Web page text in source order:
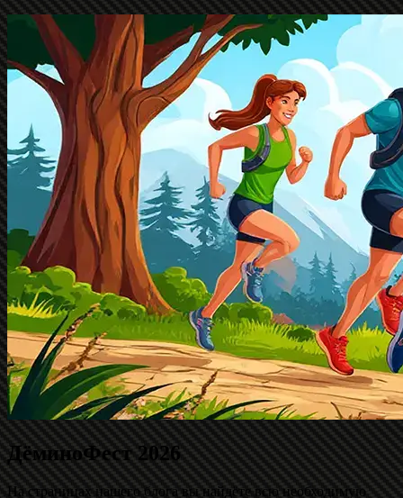
ДёминоФест 2026
На страницах нашего блога вы найдёте всю необходимую